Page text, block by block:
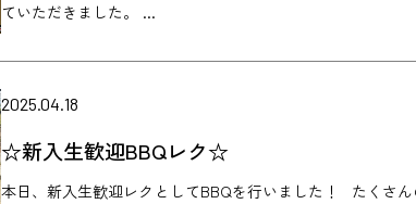
ていただきました。 ...
2025.04.18
☆新入生歓迎BBQレク☆
本日、新入生歓迎レクとしてBBQを行いました！ たくさ